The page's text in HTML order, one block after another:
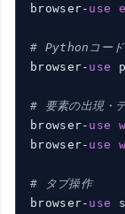
browser- use
# Pythonコード
browser- use
# 要素の出現・
browser- use
browser- use
# タブ操作
browser- use